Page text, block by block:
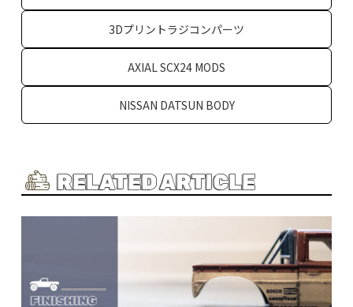
3Dプリントラジコンパーツ
AXIAL SCX24 MODS
NISSAN DATSUN BODY
RELATED ARTICLE